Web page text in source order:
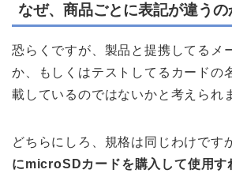
なぜ、商品ごとに表記が違うの
恐らくですが、製品と提携してるメ
か、もしくはテストしてるカードの
載しているのではないかと考えられ
どちらにしろ、規格は同じわけです
にmicroSDカードを購入して使用す